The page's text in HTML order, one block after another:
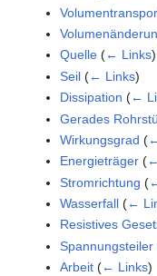
Quelle (← Links)
Seil (← Links)
Dissipation (←
Gerades
Wirkungsgrad (
Energieträger (
Stromrichtung (
Wasserfall (←
Resistives
Arbeit (← Links)